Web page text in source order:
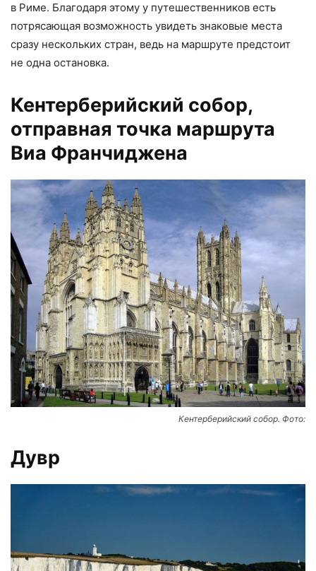
в Риме. Благодаря этому у путешественников есть
потрясающая возможность увидеть знаковые места
сразу нескольких стран, ведь на маршруте предстоит
не одна остановка.
Кентерберийский собор,
отправная точка маршрута
Виа Франчиджена
Кентерберийский собор. Фото:
Дувр